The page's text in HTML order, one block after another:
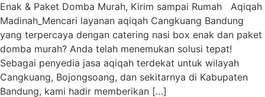
Enak & Paket Domba Murah, Kirim sampai Rumah Aqiqah
Madinah_Mencari layanan aqiqah Cangkuang Bandung
yang terpercaya dengan catering nasi box enak dan paket
domba murah? Anda telah menemukan solusi tepat!
Sebagai penyedia jasa aqiqah terdekat untuk wilayah
Cangkuang, Bojongsoang, dan sekitarnya di Kabupaten
Bandung, kami hadir memberikan […]